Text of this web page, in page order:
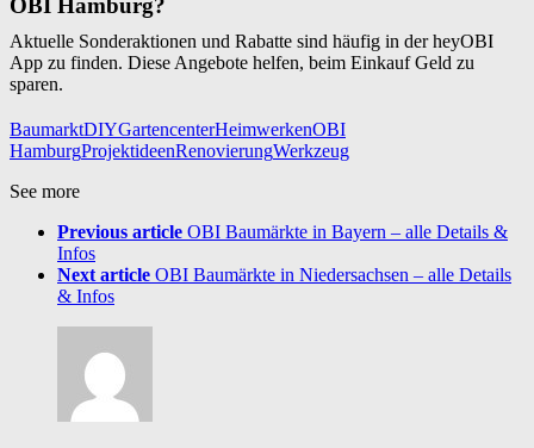
Aktuelle Sonderaktionen und Rabatte sind häufig in der heyOBI
App zu finden. Diese Angebote helfen, beim Einkauf Geld zu
sparen.
BaumarktDIYGartencenterHeimwerkenOBI
HamburgProjektideenRenovierungWerkzeug
See more
Previous article OBI Baumärkte in Bayern – alle Details &
Infos
Next article OBI Baumärkte in Niedersachsen – alle Details
& Infos